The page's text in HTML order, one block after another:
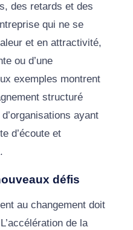
des retards et des
qui ne se
et en attractivité,
ou d’une
exemples montrent
structuré
ayant
d’écoute et
défis
au changement doit
de la